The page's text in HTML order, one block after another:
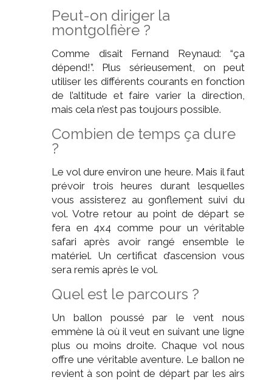
Peut-on diriger la
montgolfière ?
Comme disait Fernand Reynaud: “ça
dépend!”. Plus sérieusement, on peut
utiliser les différents courants en fonction
de l’altitude et faire varier la direction,
mais cela n’est pas toujours possible.
Combien de temps ça dure
?
Le vol dure environ une heure. Mais il faut
prévoir trois heures durant lesquelles
vous assisterez au gonflement suivi du
vol. Votre retour au point de départ se
fera en 4x4 comme pour un véritable
safari après avoir rangé ensemble le
matériel. Un certificat d’ascension vous
sera remis après le vol.
Quel est le parcours ?
Un ballon poussé par le vent nous
emmène là où il veut en suivant une ligne
plus ou moins droite. Chaque vol nous
offre une véritable aventure. Le ballon ne
revient à son point de départ par les airs